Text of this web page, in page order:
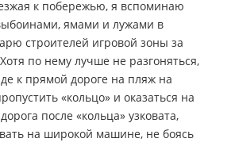
к побережью, я вспоминаю
ямами и лужами в
строителей игровой зоны за
по нему лучше не разгоняться,
к прямой дороге на пляж на
«кольцо» и оказаться на
после «кольца» узковата,
на широкой машине, не боясь